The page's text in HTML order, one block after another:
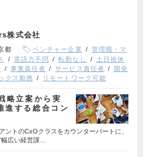
株式会社
都 ベンチャー企業
管理職・マ
英語力不問 転勤なし
土日祝休
事業責任者 サービス責任者
開発
クス勤務 リモートワーク可能
略立案から実
進する総合コン
ントのCxOクラスをカウンターパートに、
広い経営課…